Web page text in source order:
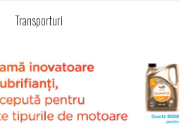
Transporturi